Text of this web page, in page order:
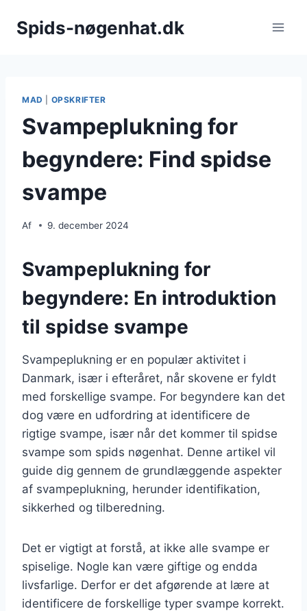
Spids-nøgenhat.dk
MAD OPSKRIFTER
Svampeplukning for
begyndere: Find spidse
svampe
Af 9. december 2024
Svampeplukning for
begyndere: En introduktion
til spidse svampe
Svampeplukning er en populær aktivitet i
Danmark, især i efteråret, når skovene er fyldt
med forskellige svampe. For begyndere kan det
dog være en udfordring at identificere de
rigtige svampe, især når det kommer til spidse
svampe som spids nøgenhat. Denne artikel vil
guide dig gennem de grundlæggende aspekter
af svampeplukning, herunder identifikation,
sikkerhed og tilberedning.
Det er vigtigt at forstå, at ikke alle svampe er
spiselige. Nogle kan være giftige og endda
livsfarlige. Derfor er det afgørende at lære at
identificere de forskellige typer svampe korrekt.